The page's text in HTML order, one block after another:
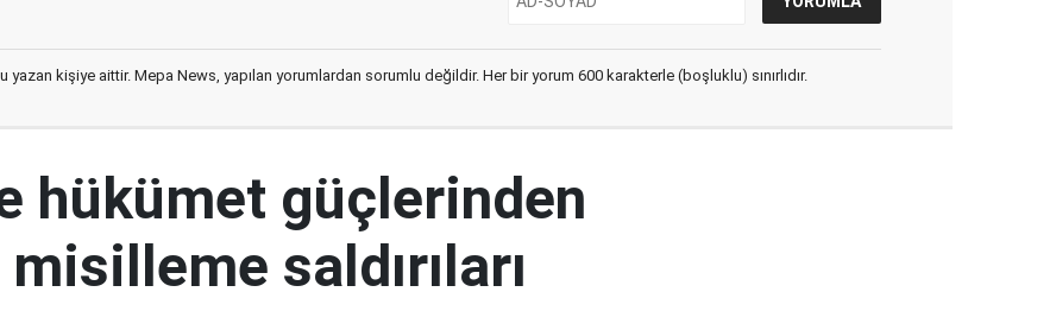
yazan kişiye aittir. Mepa News, yapılan yorumlardan sorumlu değildir. Her bir yorum 600 karakterle (boşluklu) sınırlıdır.
hükümet güçlerinden
saldırıları